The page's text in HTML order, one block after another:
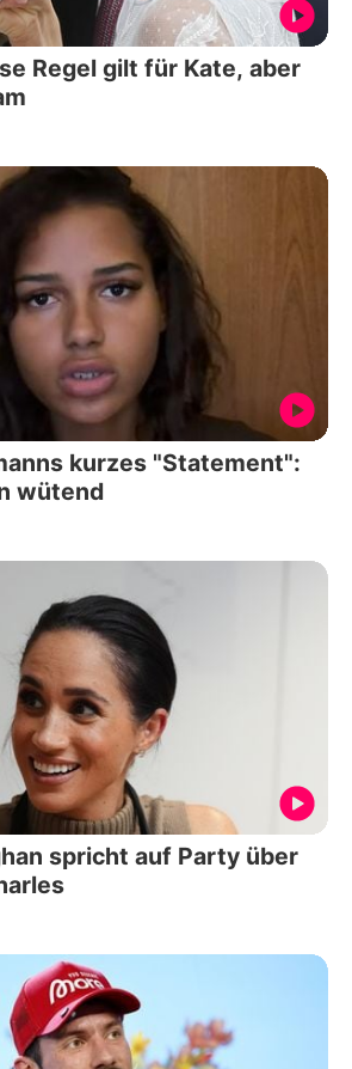
Regel gilt für Kate, aber
kurzes "Statement":
wütend
spricht auf Party über